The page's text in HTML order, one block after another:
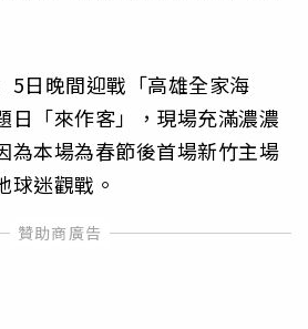
5日晚間迎戰「高雄全家海
日「來作客」，現場充滿濃濃
為本場為春節後首場新竹主場
球迷觀戰。